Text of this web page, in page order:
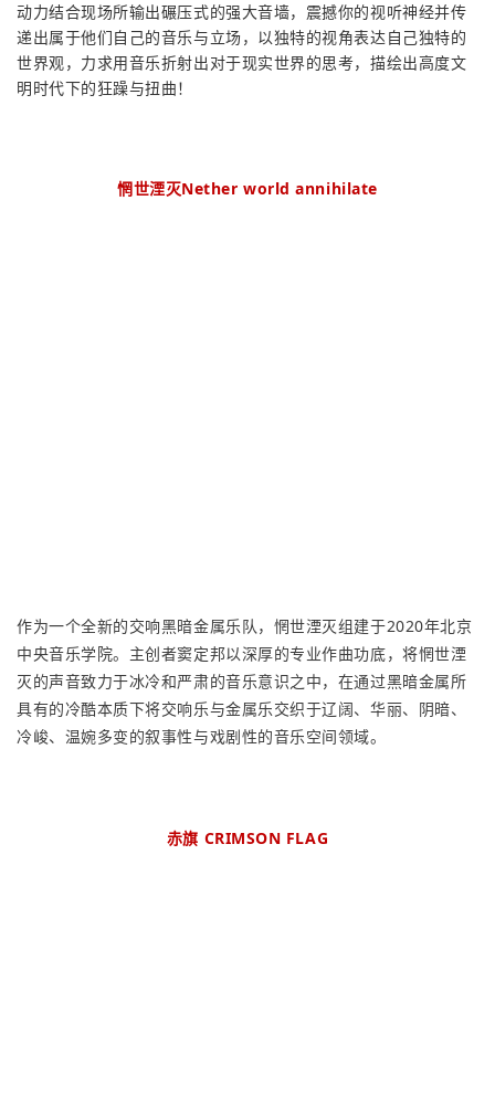
动力结合现场所输出碾压式的强大音墙，震撼你的视听神经并传
递出属于他们自己的音乐与立场，以独特的视角表达自己独特的
世界观，力求用音乐折射出对于现实世界的思考，描绘出高度文
明时代下的狂躁与扭曲！
惘世湮灭Nether world annihilate
作为一个全新的交响黑暗金属乐队，惘世湮灭组建于2020年北京
中央音乐学院。主创者窦定邦以深厚的专业作曲功底，将惘世湮
灭的声音致力于冰冷和严肃的音乐意识之中，在通过黑暗金属所
具有的冷酷本质下将交响乐与金属乐交织于辽阔、华丽、阴暗、
冷峻、温婉多变的叙事性与戏剧性的音乐空间领域。
赤旗 CRIMSON FLAG